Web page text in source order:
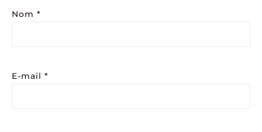
Nom *
E-mail *